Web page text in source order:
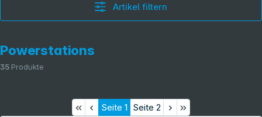
Artikel filtern
Powerstations
35 Produkte
Seite 1 Seite 2